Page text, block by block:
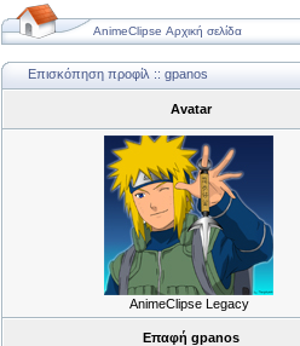
AnimeClipse Αρχική σελίδα
Επισκόπηση προφίλ :: gpanos
Avatar
AnimeClipse Legacy
Επαφή gpanos